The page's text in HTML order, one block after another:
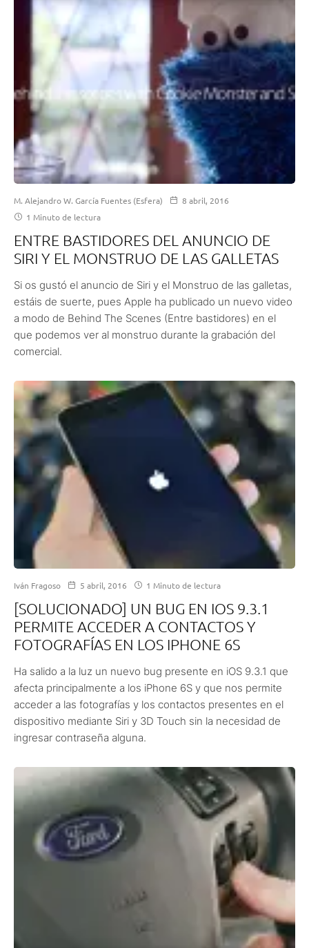
M. Alejandro W. García Fuentes (Esfera)
8 abril, 2016
1 Minuto de lectura
ENTRE BASTIDORES DEL ANUNCIO DE
SIRI Y EL MONSTRUO DE LAS GALLETAS
Si os gustó el anuncio de Siri y el Monstruo de las galletas,
estáis de suerte, pues Apple ha publicado un nuevo video
a modo de Behind The Scenes (Entre bastidores) en el
que podemos ver al monstruo durante la grabación del
comercial.
Iván Fragoso 5 abril, 2016 1 Minuto de lectura
[SOLUCIONADO] UN BUG EN IOS 9.3.1
PERMITE ACCEDER A CONTACTOS Y
FOTOGRAFÍAS EN LOS IPHONE 6S
Ha salido a la luz un nuevo bug presente en iOS 9.3.1 que
afecta principalmente a los iPhone 6S y que nos permite
acceder a las fotografías y los contactos presentes en el
dispositivo mediante Siri y 3D Touch sin la necesidad de
ingresar contraseña alguna.